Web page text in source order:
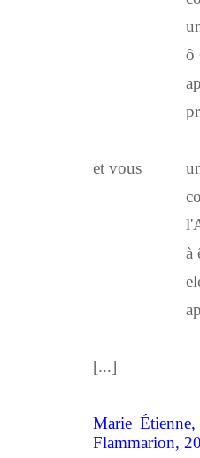
une
ô
ap
proche
et vous un
combien
l'Amour
à être
[...]
Marie Étienne,
Flammarion,